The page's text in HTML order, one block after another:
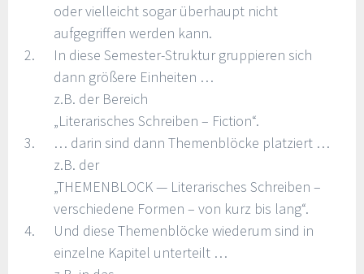
oder vielleicht sogar überhaupt nicht
aufgegriffen werden kann.
In diese Semester-Struktur gruppieren sich
dann größere Einheiten …
z.B. der Bereich
„Literarisches Schreiben – Fiction“.
… darin sind dann Themenblöcke platziert …
z.B. der
„THEMENBLOCK — Literarisches Schreiben –
verschiedene Formen – von kurz bis lang“.
Und diese Themenblöcke wiederum sind in
einzelne Kapitel unterteilt …